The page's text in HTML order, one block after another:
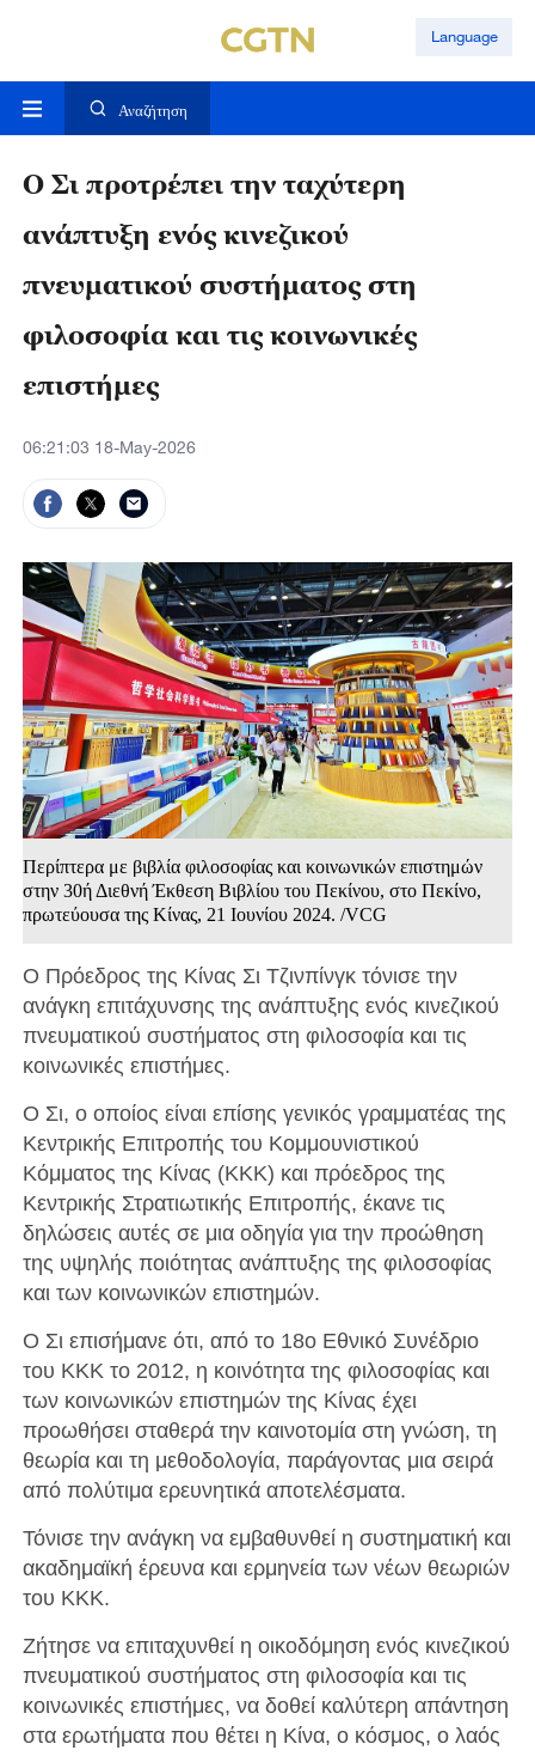
Language
Αναζήτηση
Ο Σι προτρέπει την ταχύτερη
ανάπτυξη ενός κινεζικού
πνευματικού συστήματος στη
φιλοσοφία και τις κοινωνικές
επιστήμες
06:21:03 18-May-2026
Περίπτερα με βιβλία φιλοσοφίας και κοινωνικών επιστημών
στην 30ή Διεθνή Έκθεση Βιβλίου του Πεκίνου, στο Πεκίνο,
πρωτεύουσα της Κίνας, 21 Ιουνίου 2024. /VCG
Ο Πρόεδρος της Κίνας Σι Τζινπίνγκ τόνισε την
ανάγκη επιτάχυνσης της ανάπτυξης ενός κινεζικού
πνευματικού συστήματος στη φιλοσοφία και τις
κοινωνικές επιστήμες.
Ο Σι, ο οποίος είναι επίσης γενικός γραμματέας της
Κεντρικής Επιτροπής του Κομμουνιστικού
Κόμματος της Κίνας (ΚΚΚ) και πρόεδρος της
Κεντρικής Στρατιωτικής Επιτροπής, έκανε τις
δηλώσεις αυτές σε μια οδηγία για την προώθηση
της υψηλής ποιότητας ανάπτυξης της φιλοσοφίας
και των κοινωνικών επιστημών.
Ο Σι επισήμανε ότι, από το 18ο Εθνικό Συνέδριο
του ΚΚΚ το 2012, η κοινότητα της φιλοσοφίας και
των κοινωνικών επιστημών της Κίνας έχει
προωθήσει σταθερά την καινοτομία στη γνώση, τη
θεωρία και τη μεθοδολογία, παράγοντας μια σειρά
από πολύτιμα ερευνητικά αποτελέσματα.
Τόνισε την ανάγκη να εμβαθυνθεί η συστηματική και
ακαδημαϊκή έρευνα και ερμηνεία των νέων θεωριών
του ΚΚΚ.
Ζήτησε να επιταχυνθεί η οικοδόμηση ενός κινεζικού
πνευματικού συστήματος στη φιλοσοφία και τις
κοινωνικές επιστήμες, να δοθεί καλύτερη απάντηση
στα ερωτήματα που θέτει η Κίνα, ο κόσμος, ο λαός